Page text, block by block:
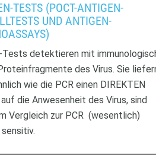
TESTS (POCT-ANTIGEN-
UND ANTIGEN-
Tests detektieren mit
des Virus. Sie
wie die PCR einen DIREKTEN
auf die Anwesenheit des Virus, sind
Vergleich zur PCR (wesentlich)